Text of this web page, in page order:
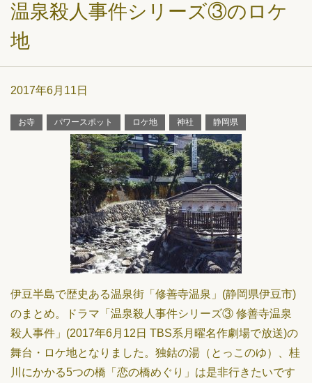
温泉殺人事件シリーズ③のロケ
地
2017年6月11日
お寺 パワースポット ロケ地 神社 静岡県
伊豆半島で歴史ある温泉街「修善寺温泉」(静岡県伊豆市)
のまとめ。ドラマ「温泉殺人事件シリーズ③ 修善寺温泉
殺人事件」(2017年6月12日 TBS系月曜名作劇場で放送)の
舞台・ロケ地となりました。独鈷の湯（とっこのゆ）、桂
川にかかる5つの橋「恋の橋めぐり」は是非行きたいです